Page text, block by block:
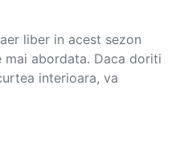
liber in acest sezon
abordata. Daca doriti
interioara, va